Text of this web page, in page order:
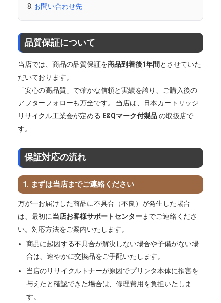
お問い合わせ先
品質保証について
当店では、商品の品質保証を商品到着後1年間 とさせていた
だいております。
「安心の高品質」で確かな信頼と実績を誇り、ご購入後の
アフターフォローも万全です。
当店は、日本カートリッジ
リサイクル工業会が定める E&Qマーク付製品の取扱店で
す。
保証対応の流れ
1. まずは当店までご連絡ください
万が一お届けした商品に不具合（不良）が発生した場合
は、最初に当店お客様サポートセンターまでご連絡くださ
い。対応方法をご案内いたします。
商品に起因する不具合が解決しない場合や予備がない場
合は、速やかに交換品をご手配いたします。
当店のリサイクルトナーが原因でプリンタ本体に損害を
与えたと確認できた場合は、修理費用を負担いたしま
す。